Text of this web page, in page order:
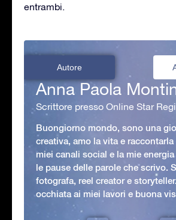
entrambi.
Autore
Anna Paola
Scrittore presso Online Star
Buongiorno mondo, sono una
creativa, amo la vita e
miei canali social e la mie
le pause delle parole che scrivo.
fotografa, reel creator e
occhiata ai miei lavori e buona